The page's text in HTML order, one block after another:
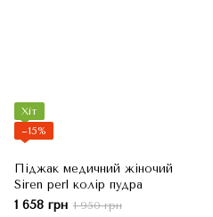
Хіт
−15%
Піджак медичний жіночий
Siren perl колір пудра
1 658 грн 1 950 грн